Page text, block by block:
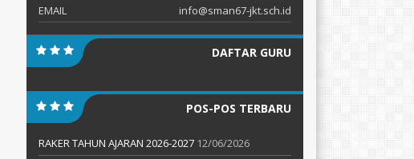
EMAIL
info@sman67-jkt.sch.id
DAFTAR GURU
POS-POS TERBARU
RAKER TAHUN AJARAN 2026-2027 12/06/2026